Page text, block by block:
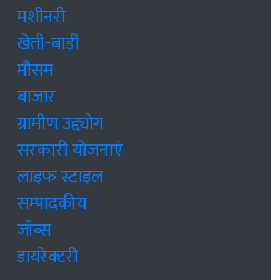
मशीनरी
खेती-बाड़ी
मौसम
बाजार
ग्रामीण उद्द्योग
सरकारी योजनाएं
लाइफ स्टाइल
सम्पादकीय
जॉब्स
डायरेक्टरी